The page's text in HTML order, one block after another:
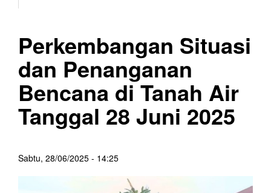
Perkembangan Situasi
dan Penanganan
Bencana di Tanah Air
Tanggal 28 Juni 2025
Sabtu, 28/06/2025 - 14:25